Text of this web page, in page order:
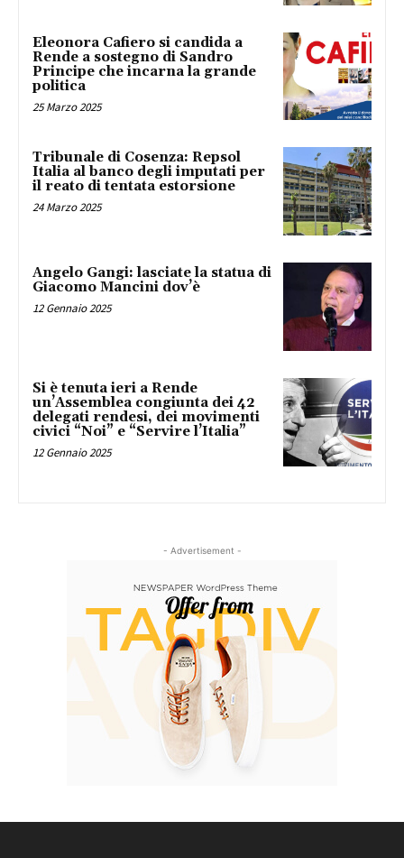
Eleonora Cafiero si candida a
Rende a sostegno di Sandro
Principe che incarna la grande
politica
25 Marzo 2025
Tribunale di Cosenza: Repsol
Italia al banco degli imputati per
il reato di tentata estorsione
24 Marzo 2025
Angelo Gangi: lasciate la statua di
Giacomo Mancini dov’è
12 Gennaio 2025
Si è tenuta ieri a Rende
un’Assemblea congiunta dei 42
delegati rendesi, dei movimenti
civici “Noi” e “Servire l’Italia”
12 Gennaio 2025
- Advertisement -